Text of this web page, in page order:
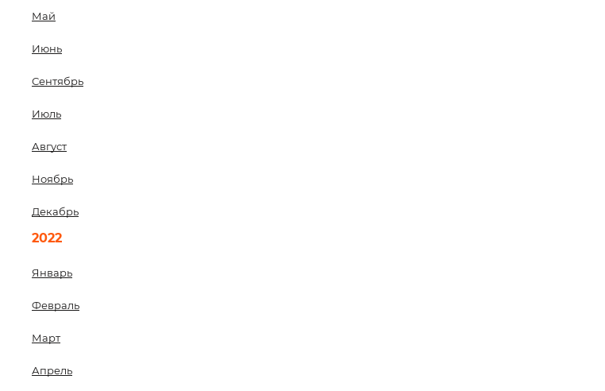
Май
Июнь
Сентябрь
Июль
Август
Ноябрь
Декабрь
2022
Январь
Февраль
Март
Апрель